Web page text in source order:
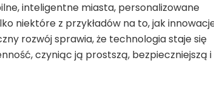
inteligentne miasta, personalizowane
niektóre z przykładów na to, jak
rozwój sprawia, że technologia staje się
czyniąc ją prostszą, bezpieczniejszą i